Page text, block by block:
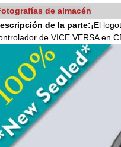
de almacén
de la parte:¡El
de VICE VERSA en